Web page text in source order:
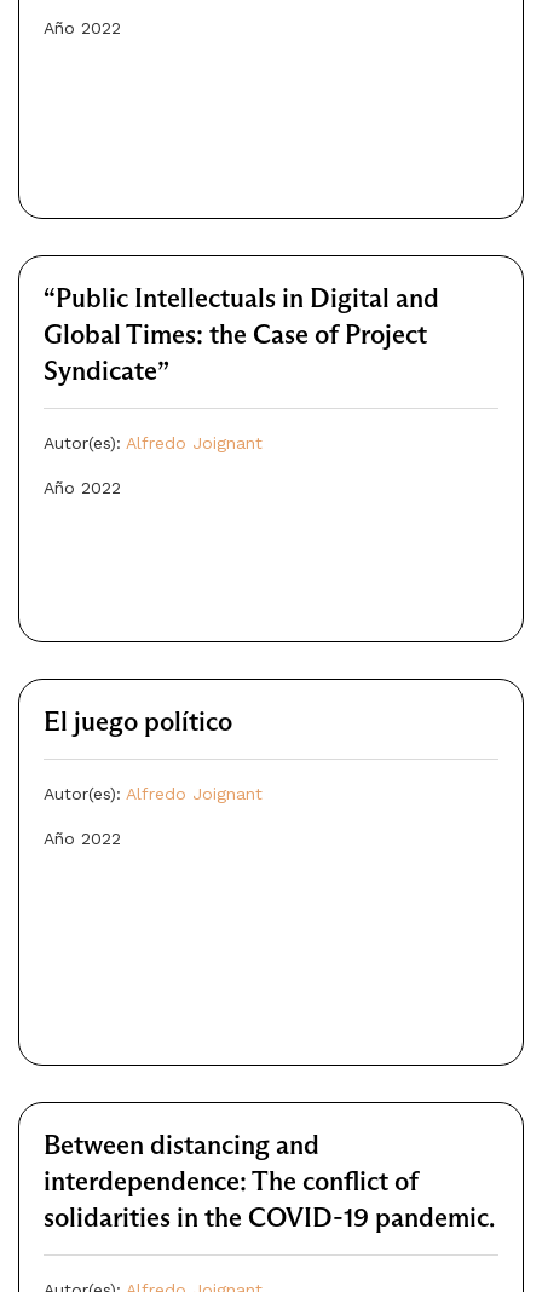
Año 2022
“Public Intellectuals in Digital and
Global Times: the Case of Project
Syndicate”
Autor(es): Alfredo Joignant
Año 2022
El juego político
Autor(es): Alfredo Joignant
Año 2022
Between distancing and
interdependence: The conflict of
solidarities in the COVID-19 pandemic.